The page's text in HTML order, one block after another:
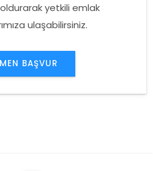
yetkili emlak
ulaşabilirsiniz.
BAŞVUR